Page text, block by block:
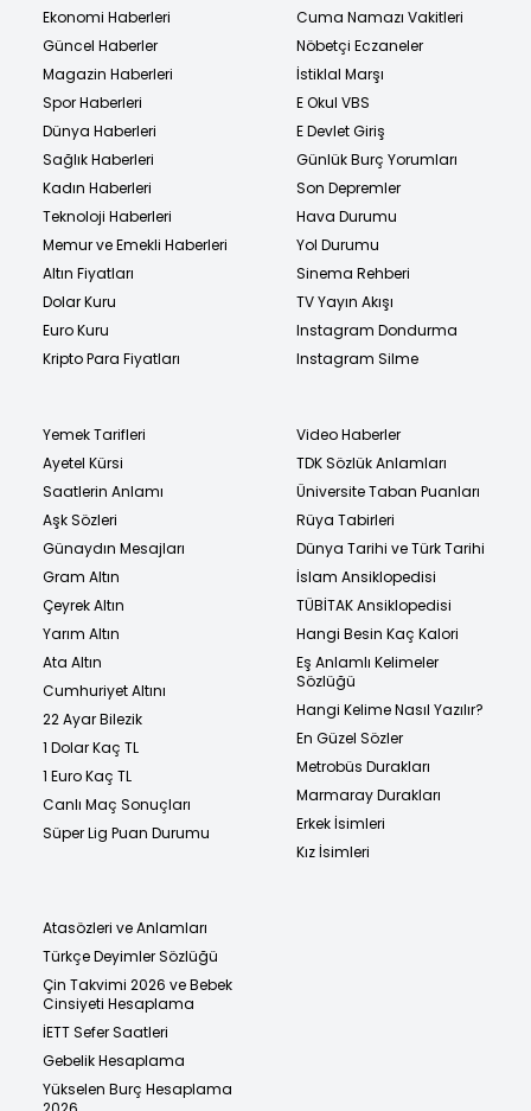
Ekonomi Haberleri
Güncel Haberler
Magazin Haberleri
Spor Haberleri
Dünya Haberleri
Sağlık Haberleri
Kadın Haberleri
Teknoloji Haberleri
Memur ve Emekli Haberleri
Altın Fiyatları
Dolar Kuru
Euro Kuru
Kripto Para Fiyatları
Cuma Namazı Vakitleri
Nöbetçi Eczaneler
İstiklal Marşı
E Okul VBS
E Devlet Giriş
Günlük Burç Yorumları
Son Depremler
Hava Durumu
Yol Durumu
Sinema Rehberi
TV Yayın Akışı
Instagram Dondurma
Instagram Silme
Yemek Tarifleri
Ayetel Kürsi
Saatlerin Anlamı
Aşk Sözleri
Günaydın Mesajları
Gram Altın
Çeyrek Altın
Yarım Altın
Ata Altın
Cumhuriyet Altını
22 Ayar Bilezik
1 Dolar Kaç TL
1 Euro Kaç TL
Canlı Maç Sonuçları
Süper Lig Puan Durumu
Video Haberler
TDK Sözlük Anlamları
Üniversite Taban Puanları
Rüya Tabirleri
Dünya Tarihi ve Türk Tarihi
İslam Ansiklopedisi
TÜBİTAK Ansiklopedisi
Hangi Besin Kaç Kalori
Eş Anlamlı Kelimeler
Sözlüğü
Hangi Kelime Nasıl Yazılır?
En Güzel Sözler
Metrobüs Durakları
Marmaray Durakları
Erkek İsimleri
Kız İsimleri
Atasözleri ve Anlamları
Türkçe Deyimler Sözlüğü
Çin Takvimi 2026 ve Bebek
Cinsiyeti Hesaplama
İETT Sefer Saatleri
Gebelik Hesaplama
Yükselen Burç Hesaplama